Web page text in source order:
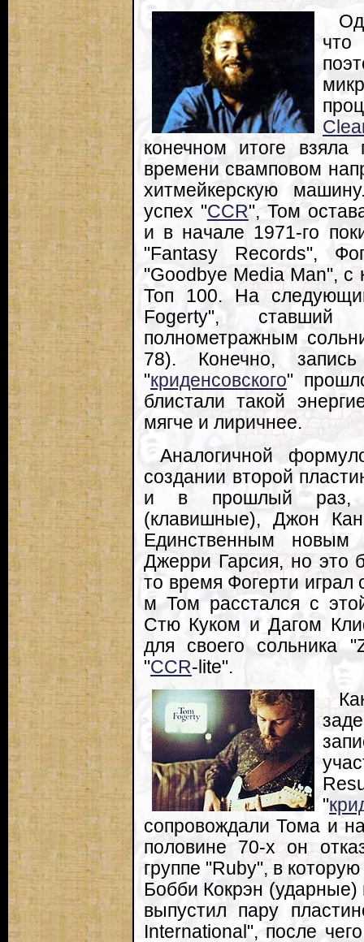
что
конечном итоге взяла
времени свамповом
хитмейкерскую
успех "CCR", Том
и в начале 1971-го
"Fantasy Records",
"Goodbye Media Man", с
Топ 100. На
Fogerty",
полнометражным
78). Конечно,
"криденсовского"
блистали такой
мягче и лиричнее.
Аналогичной
создании второй
и в прошлый раз,
(клавишные), Джон
Единственным
Джерри Гарсия, но это
то время Фогерти
м Том расстался с
Стю Куком и Дагом
для своего сольника
"CCR-lite".
"
сопровождали Тома и
половине 70-х он
группе "Ruby", в
Бобби Кокрэн
выпустил пару
International", после